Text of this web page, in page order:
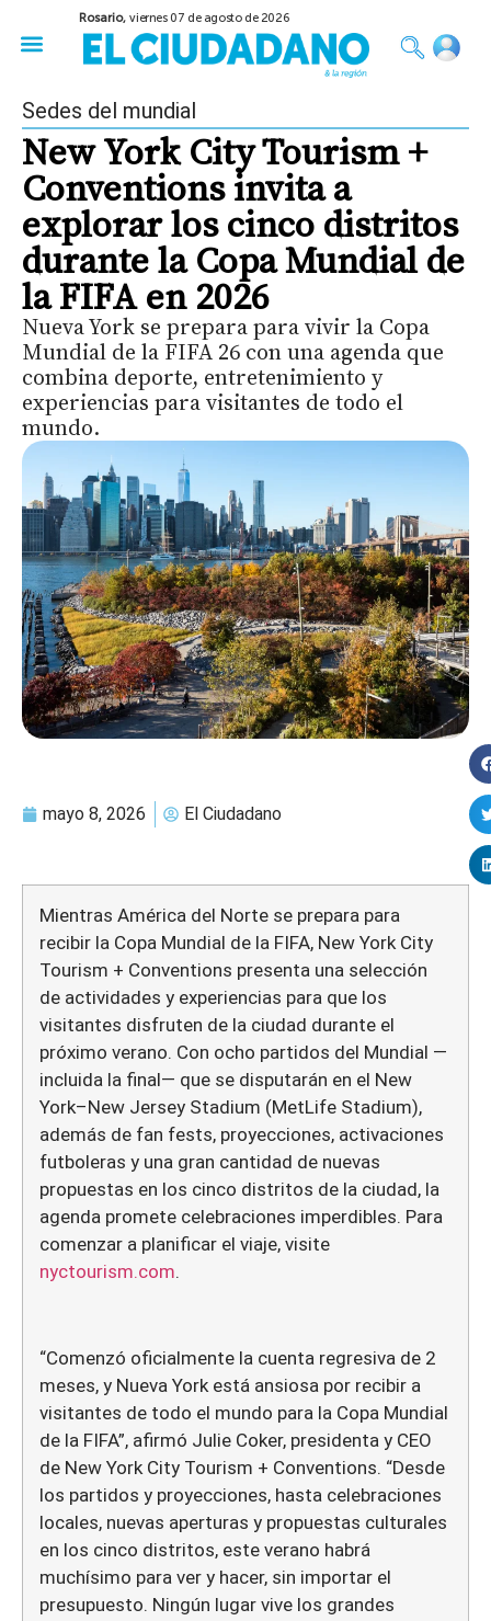
Rosario,viernes 07 de agosto de 2026
Sedes del mundial
New York City Tourism +
Conventions invita a
explorar los cinco distritos
durante la Copa Mundial de
la FIFA en 2026
Nueva York se prepara para vivir la Copa
Mundial de la FIFA 26 con una agenda que
combina deporte, entretenimiento y
experiencias para visitantes de todo el
mundo.
mayo 8, 2026 El Ciudadano
Mientras América del Norte se prepara para
recibir la Copa Mundial de la FIFA, New York City
Tourism + Conventions presenta una selección
de actividades y experiencias para que los
visitantes disfruten de la ciudad durante el
próximo verano. Con ocho partidos del Mundial —
incluida la final— que se disputarán en el New
York–New Jersey Stadium (MetLife Stadium),
además de fan fests, proyecciones, activaciones
futboleras y una gran cantidad de nuevas
propuestas en los cinco distritos de la ciudad, la
agenda promete celebraciones imperdibles. Para
comenzar a planificar el viaje, visite
nyctourism.com.
“Comenzó oficialmente la cuenta regresiva de 2
meses, y Nueva York está ansiosa por recibir a
visitantes de todo el mundo para la Copa Mundial
de la FIFA”, afirmó Julie Coker, presidenta y CEO
de New York City Tourism + Conventions. “Desde
los partidos y proyecciones, hasta celebraciones
locales, nuevas aperturas y propuestas culturales
en los cinco distritos, este verano habrá
muchísimo para ver y hacer, sin importar el
presupuesto. Ningún lugar vive los grandes